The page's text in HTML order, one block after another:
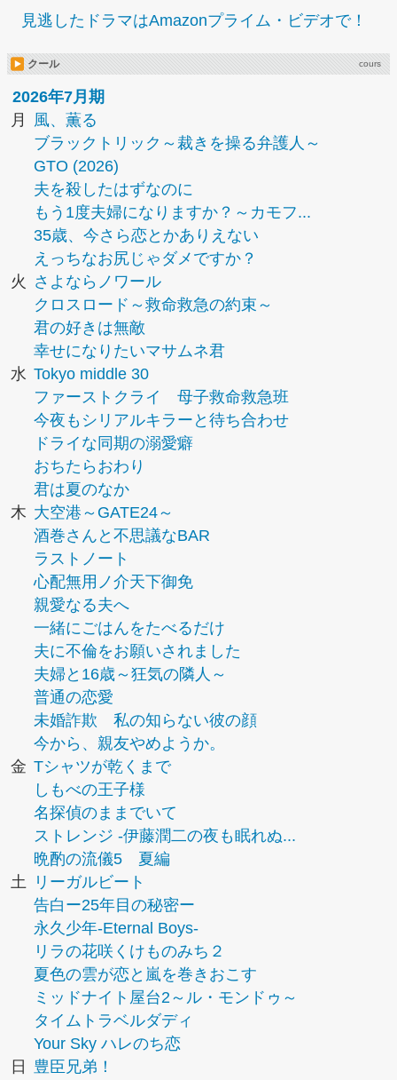
見逃したドラマはAmazonプライム・ビデオで！
クール cours
2026年7月期
月
風、薫る
ブラックトリック～裁きを操る弁護人～
GTO (2026)
夫を殺したはずなのに
もう1度夫婦になりますか？～カモフ...
35歳、今さら恋とかありえない
えっちなお尻じゃダメですか？
火
さよならノワール
クロスロード～救命救急の約束～
君の好きは無敵
幸せになりたいマサムネ君
水 Tokyo middle 30
ファーストクライ 母子救命救急班
今夜もシリアルキラーと待ち合わせ
ドライな同期の溺愛癖
おちたらおわり
君は夏のなか
木 大空港～GATE24～
酒巻さんと不思議なBAR
ラストノート
心配無用ノ介天下御免
親愛なる夫へ
一緒にごはんをたべるだけ
夫に不倫をお願いされました
夫婦と16歳～狂気の隣人～
普通の恋愛
未婚詐欺 私の知らない彼の顔
今から、親友やめようか。
金 Tシャツが乾くまで
しもべの王子様
名探偵のままでいて
ストレンジ -伊藤潤二の夜も眠れぬ...
晩酌の流儀5 夏編
土
リーガルビート
告白ー25年目の秘密ー
永久少年-Eternal Boys-
リラの花咲くけものみち２
夏色の雲が恋と嵐を巻きおこす
ミッドナイト屋台2～ル・モンドゥ～
タイムトラベルダディ
Your Sky ハレのち恋
日
豊臣兄弟！